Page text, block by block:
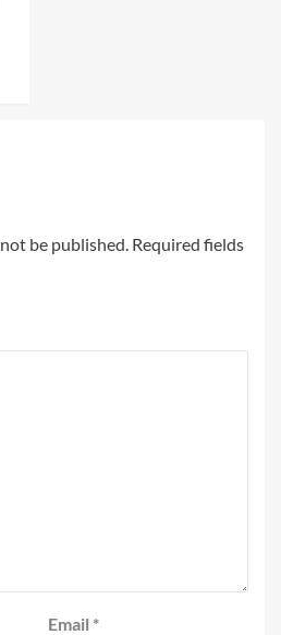
be published. Required fields
Email *